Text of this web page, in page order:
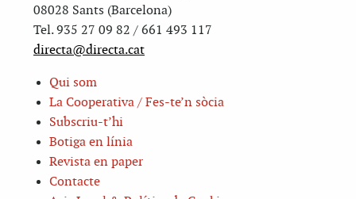
08028 Sants (Barcelona)
Tel. 935 27 09 82 / 661 493 117
directa@directa.cat
Qui som
La Cooperativa / Fes-te’n sòcia
Subscriu-t’hi
Botiga en línia
Revista en paper
Contacte